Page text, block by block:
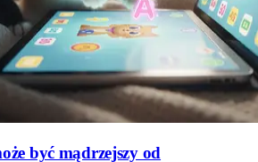
być mądrzejszy od